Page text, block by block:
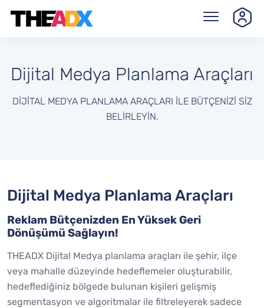
Dijital Medya Planlama Araçları
DIJITAL MEDYA PLANLAMA ARAÇLARI ILE BÜTÇENIZI SIZ
BELIRLEYIN.
Dijital Medya Planlama Araçları
Reklam Bütçenizden En Yüksek Geri
Dönüşümü Sağlayın!
THEADX Dijital Medya planlama araçları ile şehir, ilçe
veya mahalle düzeyinde hedeflemeler oluşturabilir,
hedeflediğiniz bölgede bulunan kişileri gelişmiş
segmentasyon ve algoritmalar ile filtreleyerek sadece